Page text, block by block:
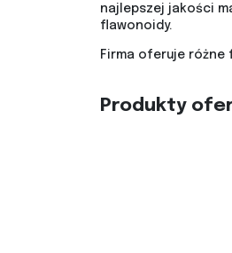
najlepszej jakości
flawonoidy.
Firma oferuje różne
Produkty